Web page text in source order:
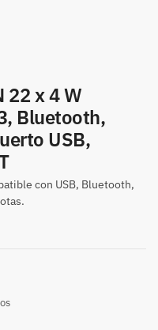
22 x 4 W
Bluetooth,
USB,
con USB, Bluetooth,